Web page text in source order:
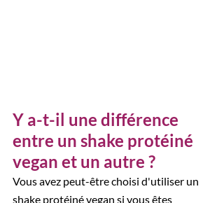
Y a-t-il une différence
entre un shake protéiné
vegan et un autre ?
Vous avez peut-être choisi d'utiliser un
shake protéiné vegan si vous êtes